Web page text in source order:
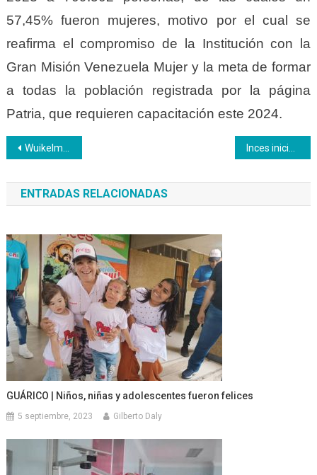
57,45% fueron mujeres, motivo por el cual se
reafirma el compromiso de la Institución con la
Gran Misión Venezuela Mujer y la meta de formar
a todas la población registrada por la página
Patria, que requieren capacitación este 2024.
Navegación
de
entradas
Wuikelman Angel: «Queremos escuchar las voces del sector privado
ENTRADAS RELACIONADAS
GUÁRICO | Niños, niñas y adolescentes fueron felices
5 septiembre, 2023 Gilberto Daly